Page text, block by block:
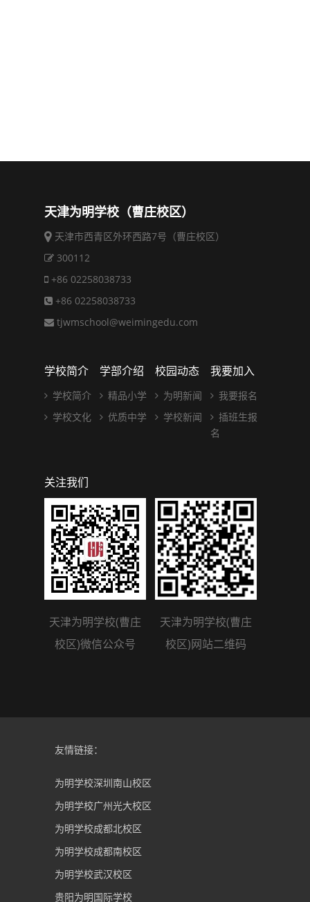
天津为明学校（曹庄校区）
天津市西青区外环西路7号（曹庄校区）
300112
+86 02258038733
+86 02258038733
tjwmschool@weimingedu.com
学校简介
学校简介
学校文化
学部介绍
精品小学
优质中学
校园动态
为明新闻
学校新闻
我要加入
我要报名
插班生报
名
关注我们
天津为明学校(曹庄
校区)微信公众号
天津为明学校(曹庄
校区)网站二维码
友情链接：
为明学校深圳南山校区
为明学校广州光大校区
为明学校成都北校区
为明学校成都南校区
为明学校武汉校区
贵阳为明国际学校